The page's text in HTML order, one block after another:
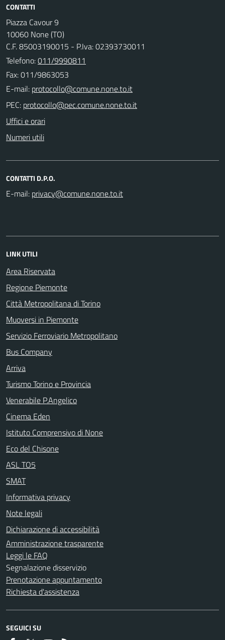
CONTATTI
Piazza Cavour 9
10060 None (TO)
C.F. 85003190015 - P.Iva: 02393730011
Telefono:011/9990811
Fax: 011/9863053
E-mail:
PEC:
Uffici e orari
Numeri utili
CONTATTI D.P.O.
E-mail:
LINK UTILI
Area Riservata
Regione Piemonte
Città Metropolitana di Torino
Muoversi in Piemonte
Servizio Ferroviario Metropolitano
Bus Company
Arriva
Turismo Torino e Provincia
Venerabile P.Angelico
Cinema Eden
Istituto Comprensivo di None
Eco del Chisone
ASL TO5
SMAT
Informativa privacy
Note legali
Dichiarazione di accessibilità
Amministrazione trasparente
Leggi le FAQ
Segnalazione disservizio
Prenotazione appuntamento
Richiesta d'assistenza
SEGUICI SU